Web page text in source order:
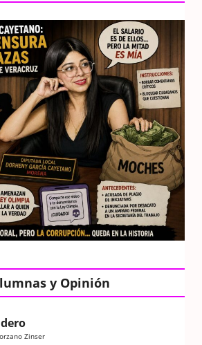
y Opinión
Zinser